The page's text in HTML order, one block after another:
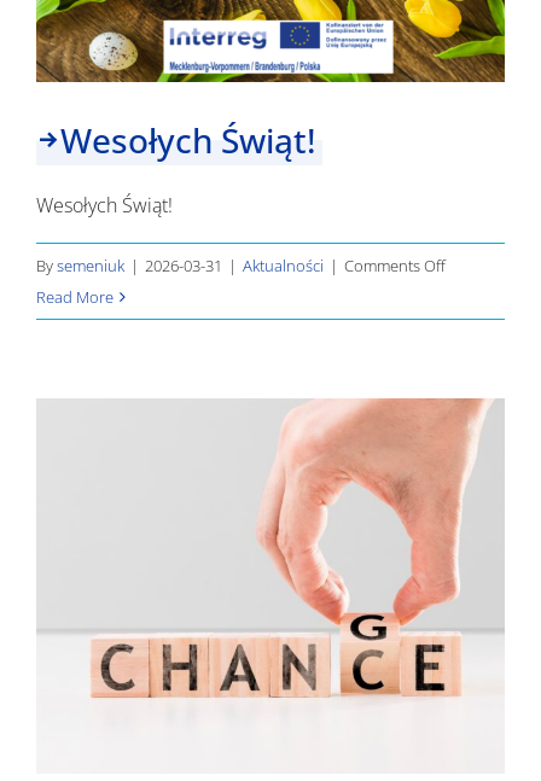
Wesołych Świąt!
Wesołych Świąt!
Bysemeniuk | 2026-03-31 | Aktualności | Comments Offon
Świąt!
Read More